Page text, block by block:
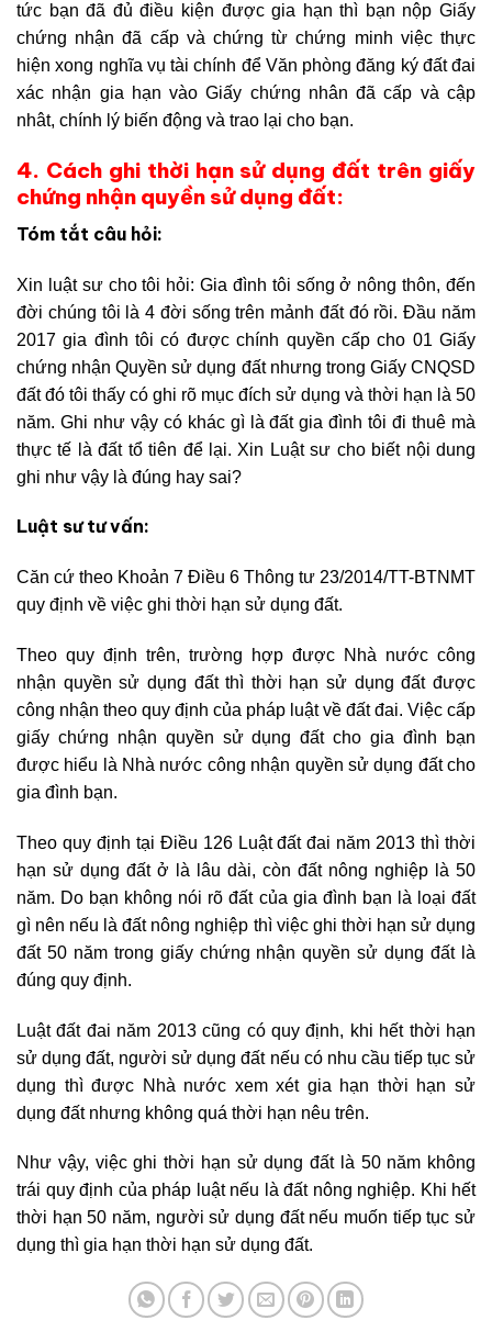
tức bạn đã đủ điều kiện được gia hạn thì bạn nộp Giấy
chứng nhận đã cấp và chứng từ chứng minh việc thực
hiện xong nghĩa vụ tài chính để Văn phòng đăng ký đất đai
xác nhận gia hạn vào Giấy chứng nhân đã cấp và cập
nhât, chính lý biến động và trao lại cho bạn.
4. Cách ghi thời hạn sử dụng đất trên giấy
chứng nhận quyền sử dụng đất:
Tóm tắt câu hỏi:
Xin luật sư cho tôi hỏi: Gia đình tôi sống ở nông thôn, đến
đời chúng tôi là 4 đời sống trên mảnh đất đó rồi. Đầu năm
2017 gia đình tôi có được chính quyền cấp cho 01 Giấy
chứng nhận Quyền sử dụng đất nhưng trong Giấy CNQSD
đất đó tôi thấy có ghi rõ mục đích sử dụng và thời hạn là 50
năm. Ghi như vậy có khác gì là đất gia đình tôi đi thuê mà
thực tế là đất tổ tiên để lại. Xin Luật sư cho biết nội dung
ghi như vậy là đúng hay sai?
Luật sư tư vấn:
Căn cứ theo Khoản 7 Điều 6 Thông tư 23/2014/TT-BTNMT
quy định về việc ghi thời hạn sử dụng đất.
Theo quy định trên, trường hợp được Nhà nước công
nhận quyền sử dụng đất thì thời hạn sử dụng đất được
công nhận theo quy định của pháp luật về đất đai. Việc cấp
giấy chứng nhận quyền sử dụng đất cho gia đình bạn
được hiểu là Nhà nước công nhận quyền sử dụng đất cho
gia đình bạn.
Theo quy định tại Điều 126 Luật đất đai năm 2013 thì thời
hạn sử dụng đất ở là lâu dài, còn đất nông nghiệp là 50
năm. Do bạn không nói rõ đất của gia đình bạn là loại đất
gì nên nếu là đất nông nghiệp thì việc ghi thời hạn sử dụng
đất 50 năm trong giấy chứng nhận quyền sử dụng đất là
đúng quy định.
Luật đất đai năm 2013 cũng có quy định, khi hết thời hạn
sử dụng đất, người sử dụng đất nếu có nhu cầu tiếp tục sử
dụng thì được Nhà nước xem xét gia hạn thời hạn sử
dụng đất nhưng không quá thời hạn nêu trên.
Như vậy, việc ghi thời hạn sử dụng đất là 50 năm không
trái quy định của pháp luật nếu là đất nông nghiệp. Khi hết
thời hạn 50 năm, người sử dụng đất nếu muốn tiếp tục sử
dụng thì gia hạn thời hạn sử dụng đất.